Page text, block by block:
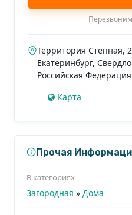
Территория Степная,
Екатеринбург,
Российская Федерация
Карта
Прочая
В категориях
Загородная » Дома